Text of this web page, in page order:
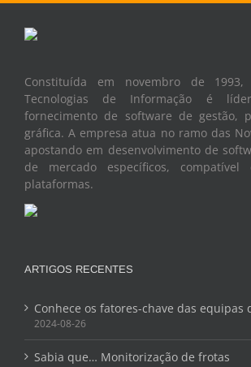
Constituída em novembro de
Tecnologias de Informação é
fornecimento de software de gestão,
gráfica. A empresa atua no ramo das
apostando em desenvolvimento de
de mercado específicos, compatível
plataformas.
ARTIGOS RECENTES
Conhece os fatores-chave das equipas
2024-08-26
Sabia que… Monitorização de frotas